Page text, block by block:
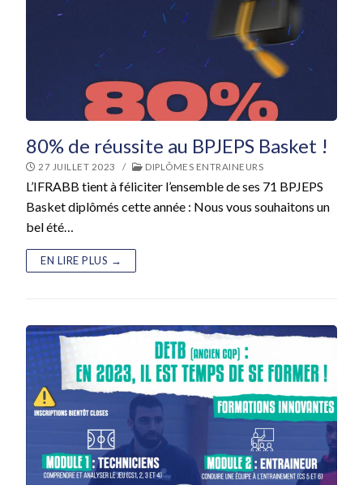
80% de réussite au BPJEPS Basket !
27 JUILLET 2023 / DIPLÔMES ENTRAINEURS
L’IFRABB tient à féliciter l’ensemble de ses 71 BPJEPS
Basket diplômés cette année : Nous vous souhaitons un
bel été…
EN LIRE PLUS →